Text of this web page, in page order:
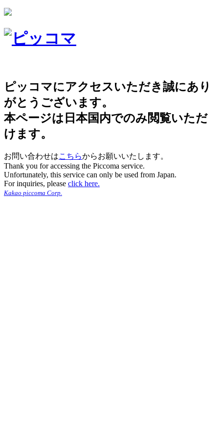
ピッコマにアクセスいただき誠にあり
がとうございます。
本ページは日本国内でのみ閲覧いただ
けます。
お問い合わせはこちらからお願いいたします。
Thank you for accessing the Piccoma service.
Unfortunately, this service can only be used from Japan.
For inquiries, please click here.
Kakao piccoma Corp.